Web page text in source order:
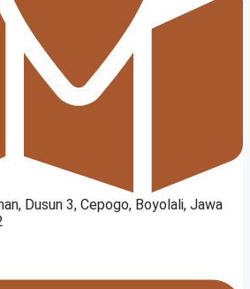
Dusun 3, Cepogo, Boyolali, Jawa